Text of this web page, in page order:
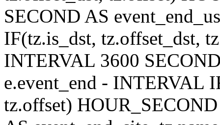
SECOND AS
IF(tz.is_dst, tz.offset_dst,
INTERVAL 3600
e.event_end - INTERVAL
tz.offset)